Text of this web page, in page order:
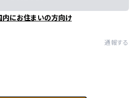
内にお住まいの方向け
通報する